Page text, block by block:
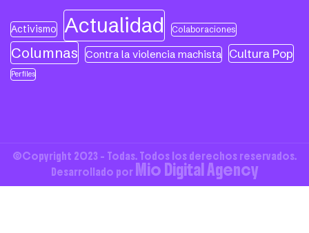
Activismo Actualidad Colaboraciones
Columnas Contra la violencia machista Cultura Pop
Perfiles
©Copyright 2023 - Todas. Todos los derechos reservados.
Desarrollado por Mio Digital Agency